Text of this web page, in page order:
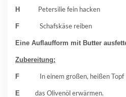
H Petersilie fein hacken
F Schafskäse reiben
Eine Auflaufform mit Butter
Zubereitung:
F In einem großen, heißen Topf
E das Olivenöl erwärmen.